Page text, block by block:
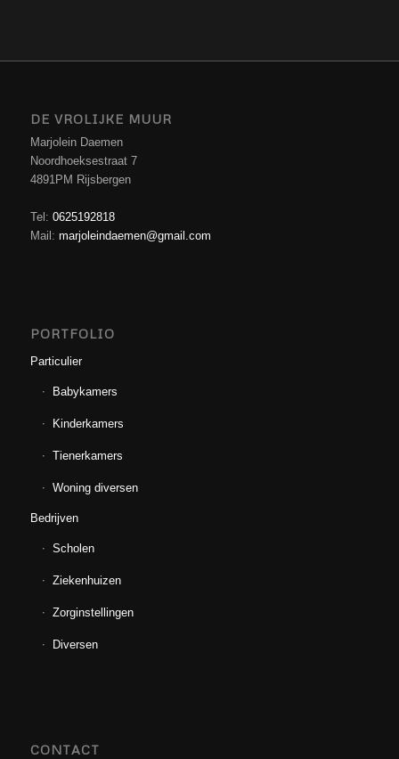
DE VROLIJKE MUUR
Marjolein Daemen
Noordhoeksestraat 7
4891PM Rijsbergen
Tel: 0625192818
Mail: marjoleindaemen@gmail.com
PORTFOLIO
Particulier
Babykamers
Kinderkamers
Tienerkamers
Woning diversen
Bedrijven
Scholen
Ziekenhuizen
Zorginstellingen
Diversen
CONTACT